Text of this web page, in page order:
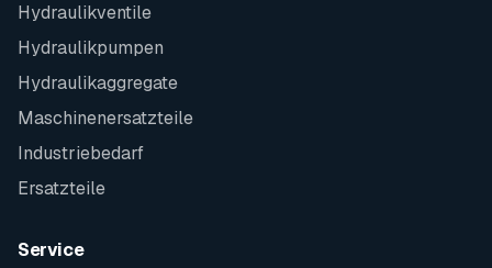
Hydraulikventile
Hydraulikpumpen
Hydraulikaggregate
Maschinenersatzteile
Industriebedarf
Ersatzteile
Service